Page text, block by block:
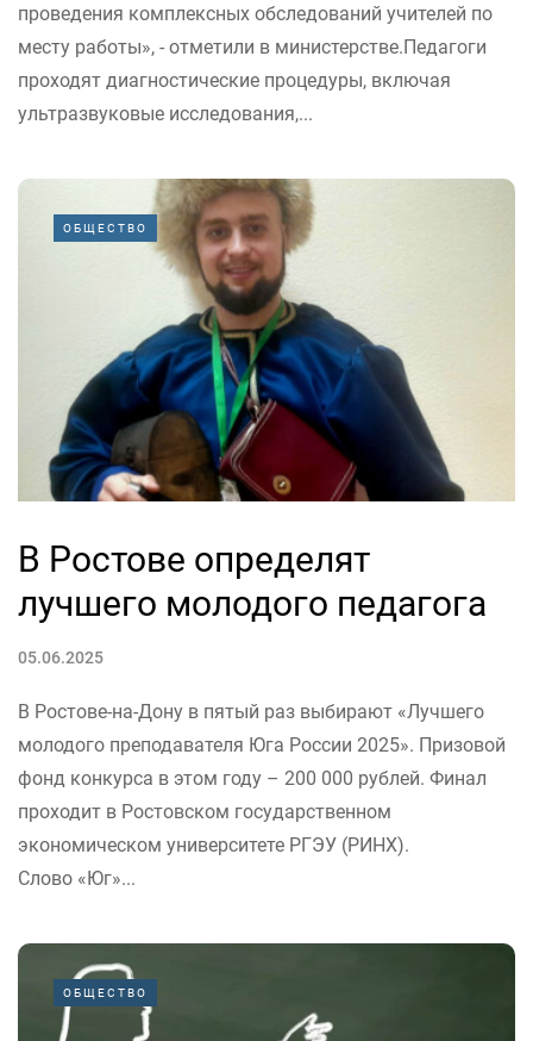
проведения комплексных обследований учителей по
месту работы», - отметили в министерстве.Педагоги
проходят диагностические процедуры, включая
ультразвуковые исследования,...
ОБЩЕСТВО
В Ростове определят
лучшего молодого педагога
05.06.2025
В Ростове-на-Дону в пятый раз выбирают «Лучшего
молодого преподавателя Юга России 2025». Призовой
фонд конкурса в этом году – 200 000 рублей. Финал
проходит в Ростовском государственном
экономическом университете РГЭУ (РИНХ).
Слово «Юг»...
ОБЩЕСТВО